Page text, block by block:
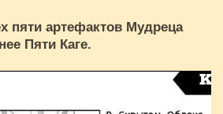
пяти артефактов Мудреца
Пяти Каге.